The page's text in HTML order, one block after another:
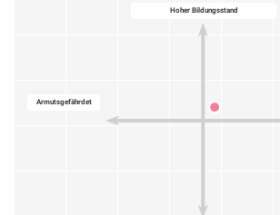
Hoher Bildungsstand
Armutsgefährdet